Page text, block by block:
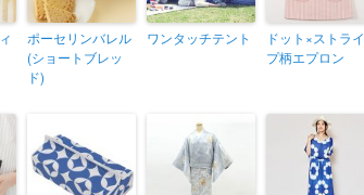
ポーセリンバレル
(ショートブレッ
ド)
ワンタッチテント
ドット×ストライ
プ柄エプロン